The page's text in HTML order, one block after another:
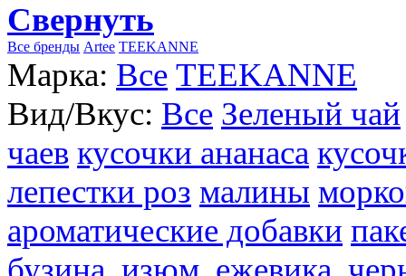
Свернуть
Все бренды Artee TEEKANNE
Марка: Все TEEKANNE
Вид/Вкус: Все Зеленый чай
чаев кусочки ананаса
лепестки роз малины
ароматические добавки